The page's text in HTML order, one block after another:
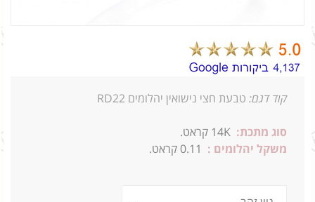
קוד דגם: טבעת חצי נישואין יהלומים RD22
סוג מתכת: 14K קראט.
משקל יהלומים : 0.11 קראט.